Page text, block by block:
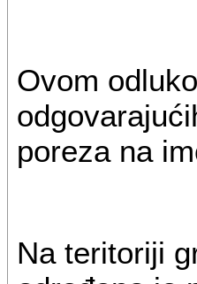
Ovom
poreza na
Na teritoriji